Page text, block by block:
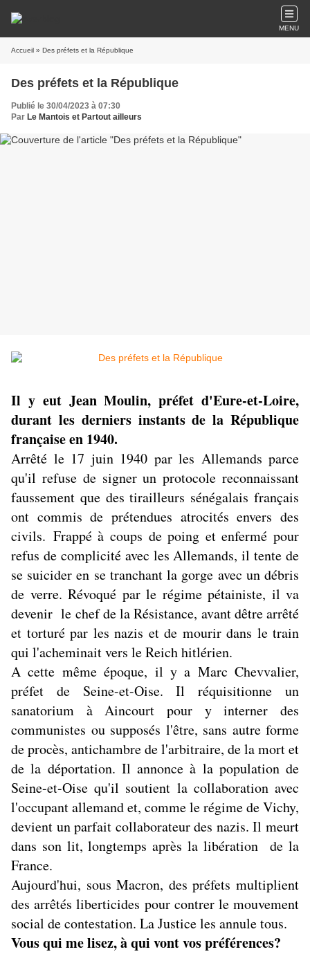
MENU
Accueil » Des préfets et la République
Des préfets et la République
Publié le 30/04/2023 à 07:30
Par Le Mantois et Partout ailleurs
Il y eut Jean Moulin, préfet d'Eure-et-Loire,
durant les derniers instants de la République
française en 1940.
Arrêté le 17 juin 1940 par les Allemands parce
qu'il refuse de signer un protocole reconnaissant
faussement que des tirailleurs sénégalais français
ont commis de prétendues atrocités envers des
civils. Frappé à coups de poing et enfermé pour
refus de complicité avec les Allemands, il tente de
se suicider en se tranchant la gorge avec un débris
de verre. Révoqué par le régime pétainiste, il va
devenir le chef de la Résistance, avant dêtre arrêté
et torturé par les nazis et de mourir dans le train
qui l'acheminait vers le Reich hitlérien.
A cette même époque, il y a Marc Chevvalier,
préfet de Seine-et-Oise. Il réquisitionne un
sanatorium à Aincourt pour y interner des
communistes ou supposés l'être, sans autre forme
de procès, antichambre de l'arbitraire, de la mort et
de la déportation. Il annonce à la population de
Seine-et-Oise qu'il soutient la collaboration avec
l'occupant allemand et, comme le régime de Vichy,
devient un parfait collaborateur des nazis. Il meurt
dans son lit, longtemps après la libération de la
France.
Aujourd'hui, sous Macron, des préfets multiplient
des arrêtés liberticides pour contrer le mouvement
social de contestation. La Justice les annule tous.
Vous qui me lisez, à qui vont vos préférences?